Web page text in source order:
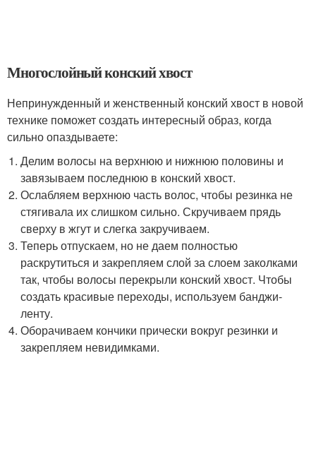
Многослойный конский хвост
Непринужденный и женственный конский хвост в новой
технике поможет создать интересный образ, когда
сильно опаздываете:
Делим волосы на верхнюю и нижнюю половины и
завязываем последнюю в конский хвост.
Ослабляем верхнюю часть волос, чтобы резинка не
стягивала их слишком сильно. Скручиваем прядь
сверху в жгут и слегка закручиваем.
Теперь отпускаем, но не даем полностью
раскрутиться и закрепляем слой за слоем заколками
так, чтобы волосы перекрыли конский хвост. Чтобы
создать красивые переходы, используем банджи-
ленту.
Оборачиваем кончики прически вокруг резинки и
закрепляем невидимками.